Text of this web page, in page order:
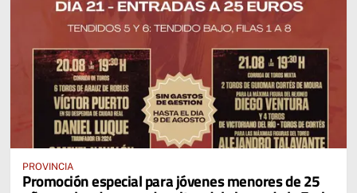
PROVINCIA
Promoción especial para jóvenes menores de 25